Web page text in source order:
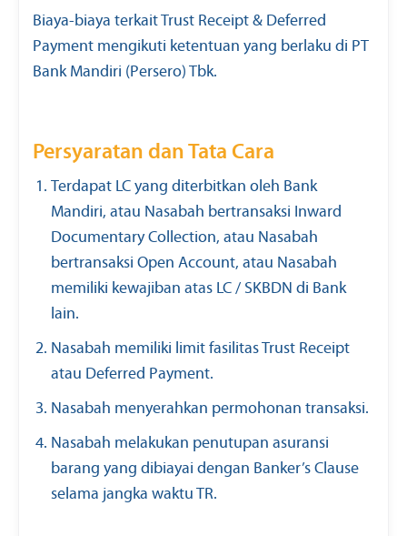
Biaya-biaya terkait Trust Receipt & Deferred
Payment mengikuti ketentuan yang berlaku di PT
Bank Mandiri (Persero) Tbk.
Persyaratan dan Tata Cara
Terdapat LC yang diterbitkan oleh Bank
Mandiri, atau Nasabah bertransaksi Inward
Documentary Collection, atau Nasabah
bertransaksi Open Account, atau Nasabah
memiliki kewajiban atas LC / SKBDN di Bank
lain.
Nasabah memiliki limit fasilitas Trust Receipt
atau Deferred Payment.
Nasabah menyerahkan permohonan transaksi.
Nasabah melakukan penutupan asuransi
barang yang dibiayai dengan Banker’s Clause
selama jangka waktu TR.